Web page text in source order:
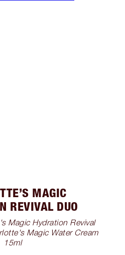
MAGIC
REVIVAL DUO
Magic Hydration Revival
Magic Water Cream
15ml